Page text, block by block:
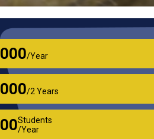
/Year
/2 Years
Students
/Year